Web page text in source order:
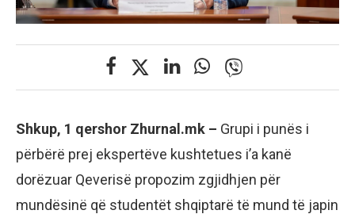
Shkup, 1 qershor Zhurnal.mk – Grupi i punës i
përbërë prej ekspertëve kushtetues i’a kanë
dorëzuar Qeverisë propozim zgjidhjen për
mundësinë që studentët shqiptarë të mund të japin